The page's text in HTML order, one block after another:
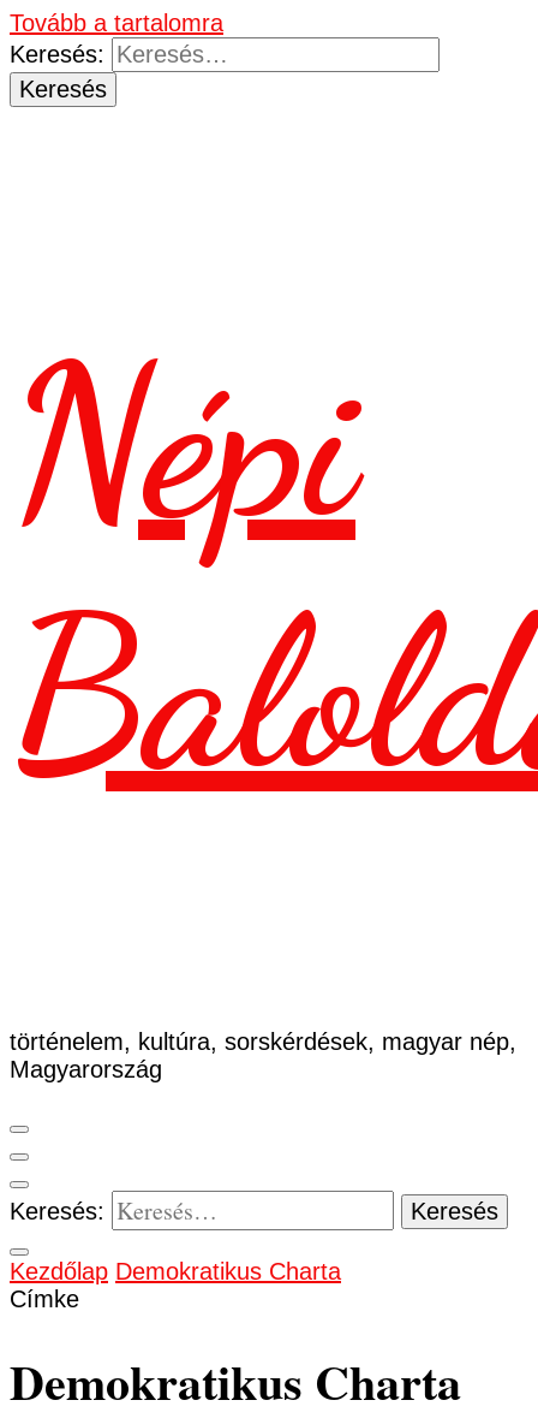
Tovább a tartalomra
Keresés:
Népi
történelem, kultúra, sorskérdések, magyar nép,
Magyarország
Keresés:
Kezdőlap Demokratikus Charta
Címke
Demokratikus Charta